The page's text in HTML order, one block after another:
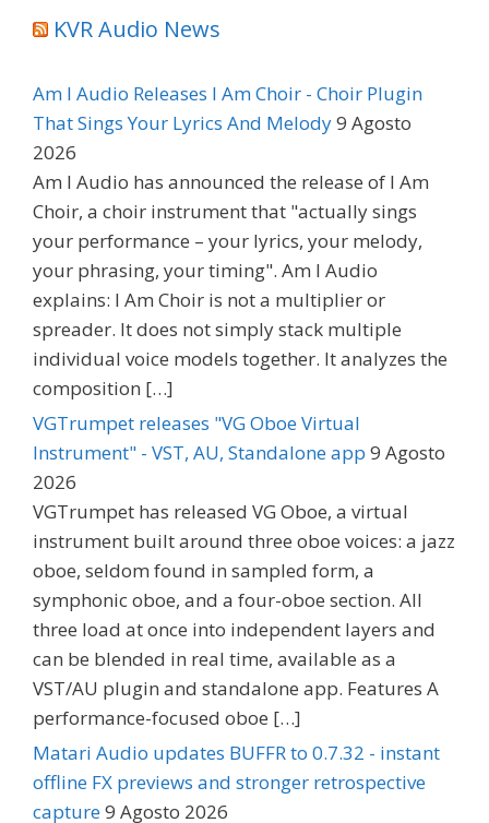
KVR Audio News
Am I Audio Releases I Am Choir - Choir Plugin
That Sings Your Lyrics And Melody9 Agosto
2026
Am I Audio has announced the release of I Am
Choir, a choir instrument that "actually sings
your performance – your lyrics, your melody,
your phrasing, your timing". Am I Audio
explains: I Am Choir is not a multiplier or
spreader. It does not simply stack multiple
individual voice models together. It analyzes the
composition […]
VGTrumpet releases "VG Oboe Virtual
Instrument" - VST, AU, Standalone app 9 Agosto
2026
VGTrumpet has released VG Oboe, a virtual
instrument built around three oboe voices: a jazz
oboe, seldom found in sampled form, a
symphonic oboe, and a four-oboe section. All
three load at once into independent layers and
can be blended in real time, available as a
VST/AU plugin and standalone app. Features A
performance-focused oboe […]
Matari Audio updates BUFFR to 0.7.32 - instant
offline FX previews and stronger retrospective
capture9 Agosto 2026